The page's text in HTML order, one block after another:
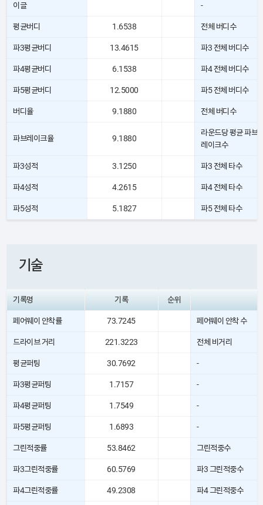
이글 -
평균버디 1.6538 전체 버디수
파3평균버디 13.4615 파3 전체 버디수
파4평균버디 6.1538 파4 전체 버디수
파5평균버디 12.5000 파5 전체 버디수
버디율 9.1880 전체 버디수
파브레이크율 9.1880
라운드당 평균 파브
레이크수
파3성적 3.1250 파3 전체 타수
파4성적 4.2615 파4 전체 타수
파5성적 5.1827 파5 전체 타수
기술
기록명 기록 순위
페어웨이 안착률 73.7245 페어웨이 안착 수
드라이브 거리 221.3223 전체 비거리
평균퍼팅 30.7692 -
파3평균퍼팅 1.7157 -
파4평균퍼팅 1.7549 -
파5평균퍼팅 1.6893 -
그린적중률 53.8462 그린적중수
파3그린적중률 60.5769 파3 그린적중수
파4그린적중률 49.2308 파4 그린적중수